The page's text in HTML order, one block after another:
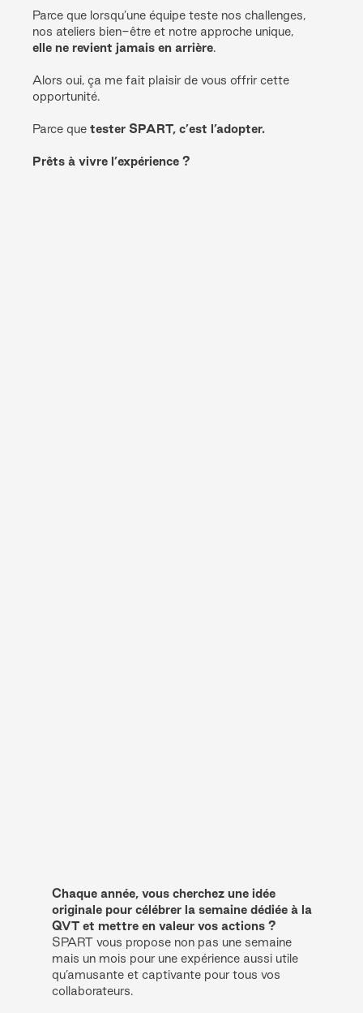
Parce que lorsqu’une équipe teste nos challenges,
nos ateliers bien-être et notre approche unique,
elle ne revient jamais en arrière.
Alors oui, ça me fait plaisir de vous offrir cette
opportunité.
Parce que tester SPART, c’est l’adopter.
Prêts à vivre l’expérience ?
Chaque année, vous cherchez une idée
originale pour célébrer la semaine dédiée à la
QVT et mettre en valeur vos actions ?
SPART vous propose non pas une semaine
mais un mois pour une expérience aussi utile
qu’amusante et captivante pour tous vos
collaborateurs.